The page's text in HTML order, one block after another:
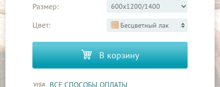
Размер:
Цвет:
Бесцветный лак
В корзину
ВСЕ СПОСОБЫ ОПЛАТЫ